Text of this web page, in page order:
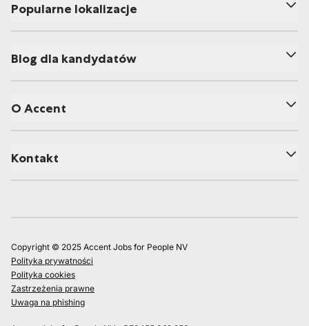
Popularne lokalizacje
Blog dla kandydatów
O Accent
Kontakt
Copyright © 2025 Accent Jobs for People NV
Polityka prywatności
Polityka cookies
Zastrzeżenia prawne
Uwaga na phishing